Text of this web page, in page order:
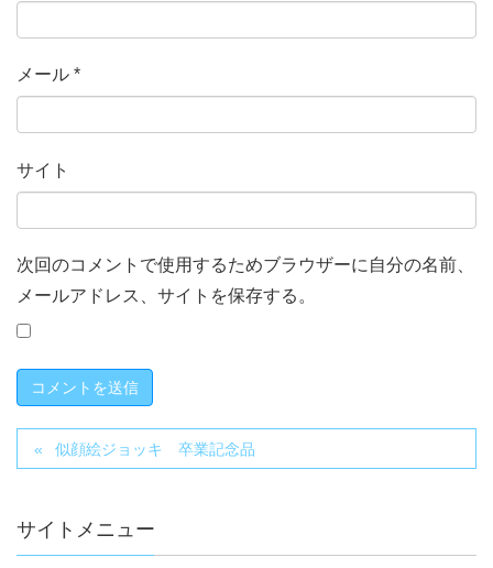
メール *
サイト
次回のコメントで使用するためブラウザーに自分の名前、
メールアドレス、サイトを保存する。
似顔絵ジョッキ 卒業記念品
サイトメニュー